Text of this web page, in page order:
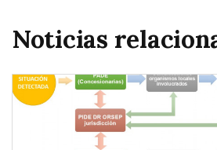
Noticias